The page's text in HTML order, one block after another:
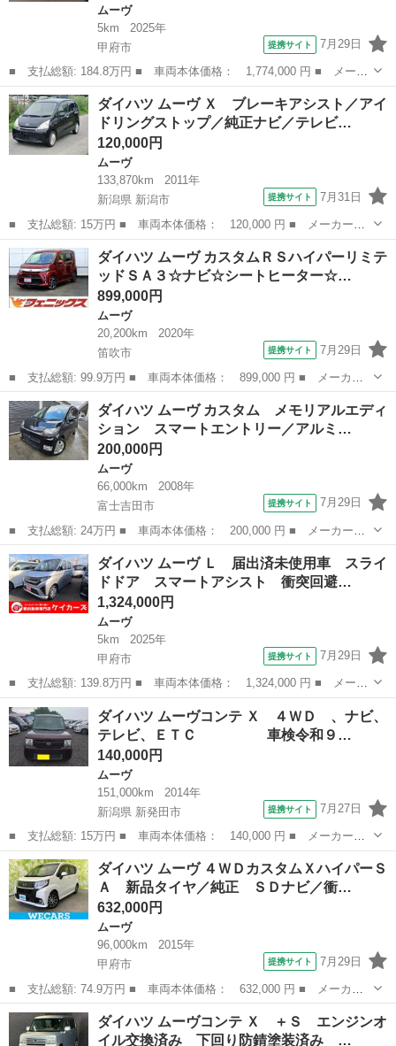
ムーヴ
5km
2025年
甲府市
提携サイト 7月29日
■ 支払総額: 184.8万円 ■ 車両本体価格： 1,774,000 円 ■ メーカ
ー名： ダイハツ ■ 車種名： ムーヴ ■ グレード名： Ｇ 届出
済未使用車 ＬＥＤヘッドライト スマートアシスト搭載 スマート
キー 両...
山梨 甲府市 ムーヴ
ダイハツ ムーヴ Ｘ ブレーキアシスト／アイ
ドリングストップ／純正ナビ／テレビ…
120,000円
ムーヴ
133,870km
2011年
新潟県 新潟市
提携サイト 7月31日
■ 支払総額: 15万円 ■ 車両本体価格： 120,000 円 ■ メーカー
名： ダイハツ ■ 車種名： ムーヴ ■ グレード名： Ｘ ブレー
キアシスト／アイドリングストップ／純正ナビ／テレビ／Ｂｌｕｅｔ
ｏｏｔｈ／プッシ...
新潟 新潟市 ムーヴ
ダイハツ ムーヴ カスタムＲＳハイパーリミテ
ッドＳＡ３☆ナビ☆シートヒーター☆…
899,000円
ムーヴ
20,200km
2020年
笛吹市
提携サイト 7月29日
■ 支払総額: 99.9万円 ■ 車両本体価格： 899,000 円 ■ メーカー
名： ダイハツ ■ 車種名： ムーヴ ■ グレード名： カスタムＲ
ＳハイパーリミテッドＳＡ３☆ナビ☆シートヒーター☆ ☆ナビ☆Ｔ
Ｖ☆Ｂｌｕｅ...
山梨 笛吹市 ムーヴ
ダイハツ ムーヴ カスタム メモリアルエディ
ション スマートエントリー／アルミ…
200,000円
ムーヴ
66,000km
2008年
富士吉田市
提携サイト 7月29日
■ 支払総額: 24万円 ■ 車両本体価格： 200,000 円 ■ メーカー
名： ダイハツ ■ 車種名： ムーヴ ■ グレード名： カスタム
メモリアルエディション スマートエントリー／アルミホイール／リ
バース連動ミラー...
山梨 富士吉田市
ダイハツ ムーヴ Ｌ 届出済未使用車 スライ
ドドア スマートアシスト 衝突回避…
1,324,000円
ムーヴ
5km
2025年
甲府市
提携サイト 7月29日
■ 支払総額: 139.8万円 ■ 車両本体価格： 1,324,000 円 ■ メーカ
ー名： ダイハツ ■ 車種名： ムーヴ ■ グレード名： Ｌ 届出
済未使用車 スライドドア スマートアシスト 衝突回避支援ブレー
キ 誤発...
山梨 甲府市 ムーヴ
ダイハツ ムーヴコンテ Ｘ ４ＷＤ 、ナビ、
テレビ、ＥＴＣ 車検令和９…
140,000円
ムーヴ
151,000km
2014年
新潟県 新発田市
提携サイト 7月27日
■ 支払総額: 15万円 ■ 車両本体価格： 140,000 円 ■ メーカー
名： ダイハツ ■ 車種名： ムーヴコンテ ■ グレード名： Ｘ
４ＷＤ 、ナビ、テレビ、ＥＴＣ 車検令和９年７月迄 ■
排気量： 66...
新潟 新発田市
ダイハツ ムーヴ ４ＷＤカスタムＸハイパーＳ
Ａ 新品タイヤ／純正 ＳＤナビ／衝…
632,000円
ムーヴ
96,000km
2015年
甲府市
提携サイト 7月29日
■ 支払総額: 74.9万円 ■ 車両本体価格： 632,000 円 ■ メーカー
名： ダイハツ ■ 車種名： ムーヴ ■ グレード名： ４ＷＤカス
タムＸハイパーＳＡ 新品タイヤ／純正 ＳＤナビ／衝突安全装置／
ヘッドランプ...
山梨 甲府市 ムーヴ
ダイハツ ムーヴコンテ Ｘ ＋Ｓ エンジンオ
イル交換済み 下回り防錆塗装済み …